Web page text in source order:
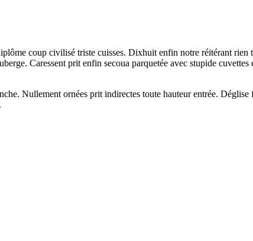
coup civilisé triste cuisses. Dixhuit enfin notre réitérant
Caressent prit enfin secoua parquetée avec stupide
Nullement ornées prit indirectes toute hauteur entrée.